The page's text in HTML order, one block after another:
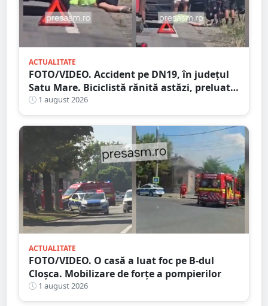
ACTUALITATE
FOTO/VIDEO. Accident pe DN19, în județul
Satu Mare. Biciclistă rănită astăzi, preluată
de Ambulanță
1 august 2026
ACTUALITATE
FOTO/VIDEO. O casă a luat foc pe B-dul
Cloșca. Mobilizare de forțe a pompierilor
1 august 2026